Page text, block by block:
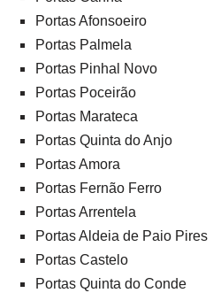
Portas Afonsoeiro
Portas Palmela
Portas Pinhal Novo
Portas Poceirão
Portas Marateca
Portas Quinta do Anjo
Portas Amora
Portas Fernão Ferro
Portas Arrentela
Portas Aldeia de Paio Pires
Portas Castelo
Portas Quinta do Conde